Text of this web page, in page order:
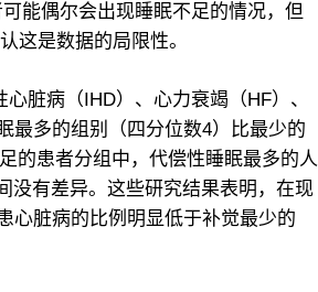
能偶尔会出现睡眠不足的情况，但
这是数据的局限性。
脏病（IHD）、心力衰竭（HF）、
最多的组别（四分位数4）比最少的
的患者分组中，代偿性睡眠最多的人
没有差异。这些研究结果表明，在现
心脏病的比例明显低于补觉最少的